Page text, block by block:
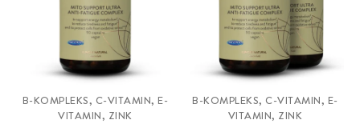
B-KOMPLEKS, C-VITAMIN, E-
VITAMIN, ZINK
B-KOMPLEKS, C-VITAMIN, E-
VITAMIN, ZINK